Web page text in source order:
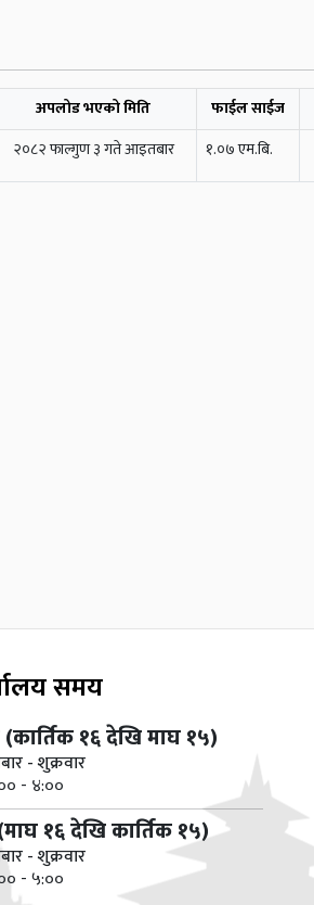
अपलोड भएको मिति फाईल साईज
२०८२ फाल्गुण ३ गते आइतबार १.०७ एम.बि.
समय
(कार्तिक १६ देखि माघ १५)
- शुक्रवार
- ४:००
१६ देखि कार्तिक १५)
- शुक्रवार
- ५:००